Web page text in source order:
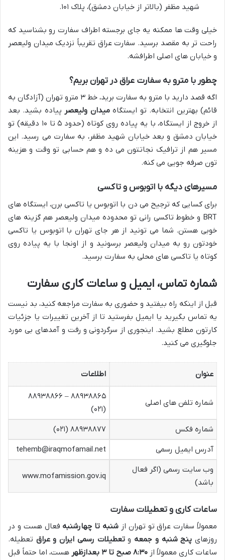
شهید مظفر (بالاتر از خیابان دمشق)، پلاک ۱۰۱.
خیلی وقت ها ممکنه یه جای برجسته اطراف سفارت رو بشناسید که
راحت تر به مقصد برسید. سفارت عراق تقریباً نزدیک میدان ولیعصر
و خیابان های اصلی اطرافشه.
چطور با مترو به سفارت عراق در تهران بریم؟
اگه قصد دارید با مترو به سفارت برید، خط ۳ مترو تهران (آزادگان به
قائم) بهترین انتخابه. تو ایستگاهمیدان ولیعصر پیاده بشید. بعد
از خروج از ایستگاه، با یه پیاده روی کوتاه (حدود ۵ تا ۱۰ دقیقه) تو
خیابان دمشق و بعد خیابان شهید مظفر، به سفارت می رسید. این
مسیر هم از ترافیک نجاتتون می ده و هم حسابی تو وقت و هزینه
تون صرفه جویی می کنه.
مسیرهای دیگه با اتوبوس و تاکسی
برای کسایی که ترجیح می دن با اتوبوس یا تاکسی برن، ایستگاه های
BRT و خطوط تاکسی رانی تو محدوده میدان ولیعصر هم گزینه های
خوبی هستن. شما می تونید از هر جای تهران با اتوبوس یا تاکسی
خودتون رو به میدان ولیعصر برسونید و از اونجا با یه پیاده روی
کوتاه یا تاکسی های محلی به سفارت برسید.
شماره تماس، ایمیل و ساعات کاری سفارت
قبل از اینکه راه بیفتید و حضوری به سفارت مراجعه کنید، بد نیست
یه تماس بگیرید یا ایمیل بفرستید تا از آخرین تغییرات یا جزئیات
کارتون مطلع بشید. اینجوری از سرگردونی و رفت و آمدهای بی مورد
جلوگیری می کنید.
عنوان اطلاعات
شماره تلفن های اصلی
۸۸۹۳۸۸۶۵ – ۸۸۹۳۸۸۶۶
(۰۲۱)
شماره فکس
۸۸۹۳۸۸۷۷ (۰۲۱)
آدرس ایمیل رسمی
tehemb@iraqmofamail.net
وب سایت رسمی (اگر فعال
باشد)
www.mofamission.gov.iq
ساعات کاری و تعطیلات سفارت
معمولاً سفارت عراق تو تهران از شنبه تا چهارشنبه فعال هست و در
روزهای پنج شنبه و جمعه وتعطیلات رسمی ایران و عراق تعطیله.
ساعات کاری معمولاً از ۸:۳۰ صبح تا ۳ بعدازظهر
هست، اما حتماً قبل